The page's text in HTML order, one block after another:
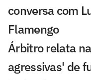
conversa com
Flamengo
Árbitro relata
agressivas' de